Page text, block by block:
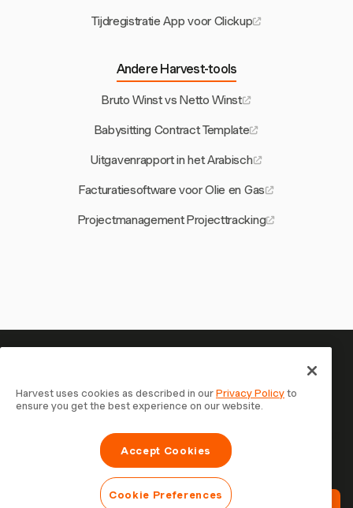
Tijdregistratie App voor Clickup
Andere Harvest-tools
Bruto Winst vs Netto Winst
Babysitting Contract Template
Uitgavenrapport in het Arabisch
Facturatiesoftware voor Olie en Gas
Projectmanagement Projecttracking
Je tijd is het waard om bij te
houden — begin nu
Sluit je aan bij meer dan 70.000 bedrijven die tijd
registreren, klanten factureren en sneller betaald worden
met Harvest. Gratis te proberen, in 30 seconden
Probeer Harvest Gratis
Harvest uses cookies as described in ourPrivacy Policyto
ensure you get the best experience on our website.
Accept Cookies
Cookie Preferences